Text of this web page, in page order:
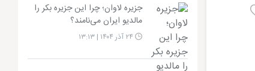
جزیره لاوان؛ چرا این جزیره بکر را
مالدیو ایران می‌نامند؟